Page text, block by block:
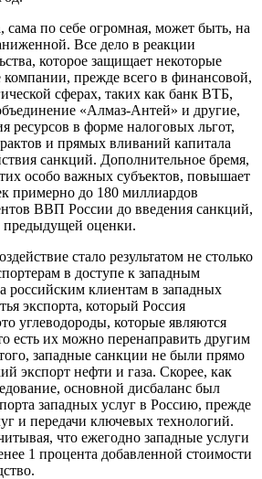
сама по себе огромная, может быть, на
Все дело в реакции
которое защищает некоторые
компании, прежде всего в финансовой,
сферах, таких как банк ВТБ,
«Алмаз-Антей» и другие,
ресурсов в форме налоговых льгот,
и прямых вливаний капитала
санкций. Дополнительное бремя,
особо важных субъектов, повышает
примерно до 180 миллиардов
ВВП России до введения санкций,
предыдущей оценки.
стало результатом не столько
в доступе к западным
российским клиентам в западных
экспорта, который Россия
углеводороды, которые являются
есть их можно перенаправить другим
западные санкции не были прямо
экспорт нефти и газа. Скорее, как
основной дисбаланс был
западных услуг в Россию, прежде
и передачи ключевых технологий.
что ежегодно западные услуги
1 процента добавленной стоимости